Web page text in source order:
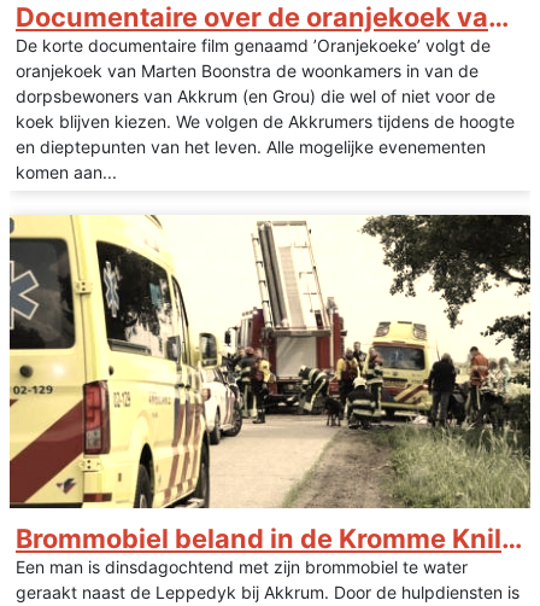
Documentaire over de oranjekoek van Marten Boonstra
De korte documentaire film genaamd ’Oranjekoeke’ volgt de
oranjekoek van Marten Boonstra de woonkamers in van de
dorpsbewoners van Akkrum (en Grou) die wel of niet voor de
koek blijven kiezen. We volgen de Akkrumers tijdens de hoogte
en dieptepunten van het leven. Alle mogelijke evenementen
komen aan...
Brommobiel beland in de Kromme Knilles
Een man is dinsdagochtend met zijn brommobiel te water
geraakt naast de Leppedyk bij Akkrum. Door de hulpdiensten is